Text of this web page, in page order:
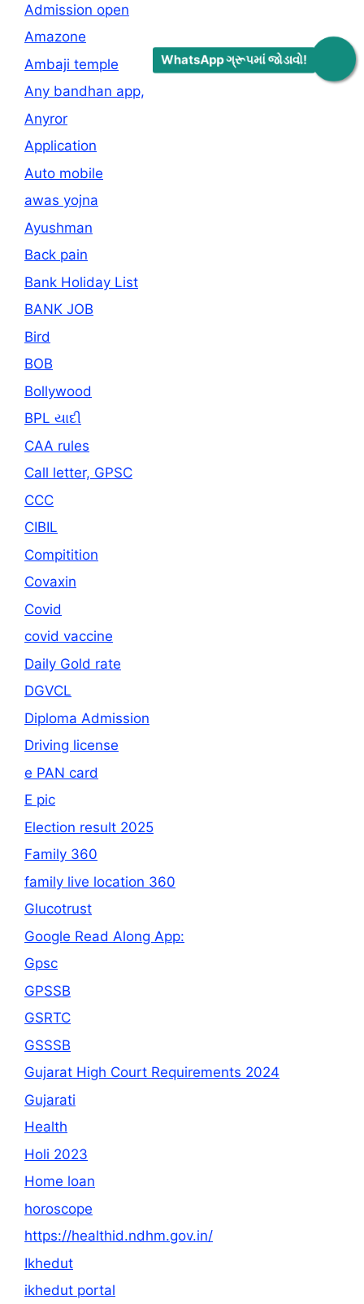
WhatsApp ગ્રૂપમાં જોડાવો!
Admission open
Amazone
Ambaji temple
Any bandhan app,
Anyror
Application
Auto mobile
awas yojna
Ayushman
Back pain
Bank Holiday List
BANK JOB
Bird
BOB
Bollywood
BPL યાદી
CAA rules
Call letter, GPSC
CCC
CIBIL
Compitition
Covaxin
Covid
covid vaccine
Daily Gold rate
DGVCL
Diploma Admission
Driving license
e PAN card
E pic
Election result 2025
Family 360
family live location 360
Glucotrust
Google Read Along App:
Gpsc
GPSSB
GSRTC
GSSSB
Gujarat High Court Requirements 2024
Gujarati
Health
Holi 2023
Home loan
horoscope
https://healthid.ndhm.gov.in/
Ikhedut
ikhedut portal